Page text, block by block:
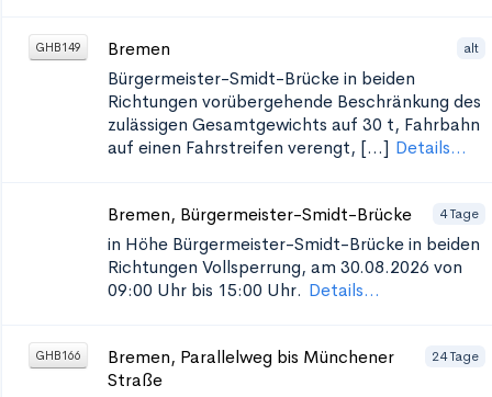
GHB149 Bremen alt
Bürgermeister-Smidt-Brücke in beiden
Richtungen vorübergehende Beschränkung des
zulässigen Gesamtgewichts auf 30 t, Fahrbahn
auf einen Fahrstreifen verengt, [...] Details...
Bremen, Bürgermeister-Smidt-Brücke 4 Tage
in Höhe Bürgermeister-Smidt-Brücke in beiden
Richtungen Vollsperrung, am 30.08.2026 von
09:00 Uhr bis 15:00 Uhr. Details...
GHB166
Bremen, Parallelweg bis Münchener
Straße
24 Tage